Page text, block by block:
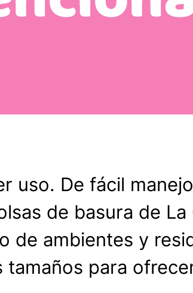
Bolsas con cierra fácil
Bolsas con cierra fácil
Bolsas
Bolsas en rollo especial
Bolsas
Fundas para trajes
uso. De fácil
de basura de
de ambientes y
para